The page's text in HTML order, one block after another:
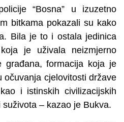
“Bosna” u izuzetno
bitkama pokazali su kako
Bila je to i ostala jedinica
je uživala neizmjerno
građana, formacija koja je
očuvanja cjelovitosti države
i istinskih civilizacijskih
– kazao je Bukva.